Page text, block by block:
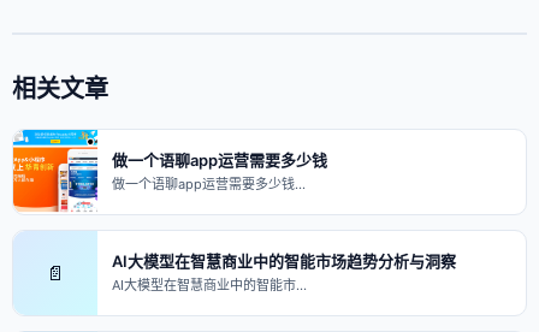
相关文章
做一个语聊app运营需要多少钱
做一个语聊app运营需要多少钱…
📄 AI大模型在智慧商业中的智能市场趋势分析与洞察
AI大模型在智慧商业中的智能市…